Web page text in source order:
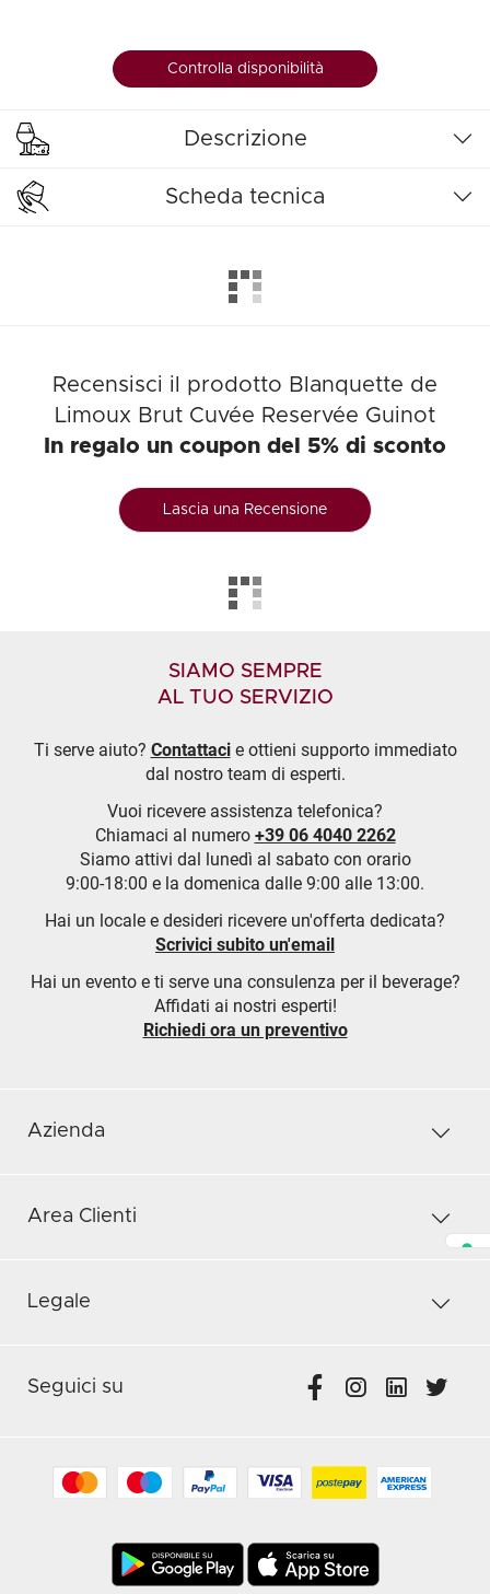
Controlla disponibilità
Descrizione
Scheda tecnica
Recensisci il prodotto Blanquette de
Limoux Brut Cuvée Reservée Guinot
In regalo un coupon del 5% di sconto
Lascia una Recensione
SIAMO SEMPRE
AL TUO SERVIZIO
Ti serve aiuto? Contattacie ottieni supporto immediato
dal nostro team di esperti.
Vuoi ricevere assistenza telefonica?
Chiamaci al numero +39 06 4040 2262
Siamo attivi dal lunedì al sabato con orario
9:00-18:00 e la domenica dalle 9:00 alle 13:00.
Hai un locale e desideri ricevere un'offerta dedicata?
Scrivici subito un'email
Hai un evento e ti serve una consulenza per il beverage?
Affidati ai nostri esperti!
Richiedi ora un preventivo
Azienda
Area Clienti
Legale
Seguici su